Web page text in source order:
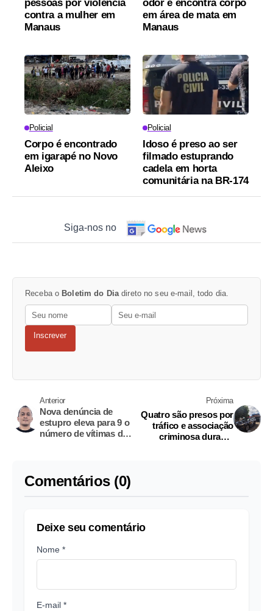
pessoas por violência
contra a mulher em
Manaus
odor e encontra corpo
em área de mata em
Manaus
Policial
Corpo é encontrado
em igarapé no Novo
Aleixo
Policial
Idoso é preso ao ser
filmado estuprando
cadela em horta
comunitária na BR-174
Siga-nos no
Receba o Boletim do Dia direto no seu e-mail, todo dia.
Inscrever
Anterior
Nova denúncia de
estupro eleva para 9 o
número de vítimas do
Próxima
Quatro são presos por
tráfico e associação
criminosa durante
Comentários (0)
Deixe seu comentário
Nome *
E-mail *